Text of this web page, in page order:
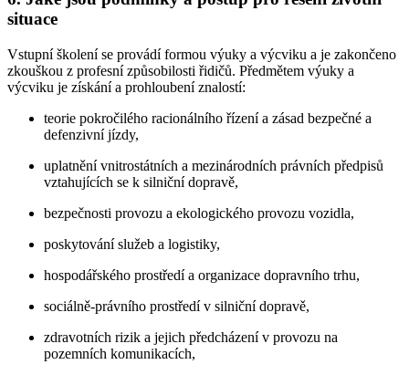
situace
Vstupní školení se provádí formou výuky a výcviku a je zakončeno
zkouškou z profesní způsobilosti řidičů. Předmětem výuky a
výcviku je získání a prohloubení znalostí:
teorie pokročilého racionálního řízení a zásad bezpečné a
defenzivní jízdy,
uplatnění vnitrostátních a mezinárodních právních předpisů
vztahujících se k silniční dopravě,
bezpečnosti provozu a ekologického provozu vozidla,
poskytování služeb a logistiky,
hospodářského prostředí a organizace dopravního trhu,
sociálně-právního prostředí v silniční dopravě,
zdravotních rizik a jejich předcházení v provozu na
pozemních komunikacích,